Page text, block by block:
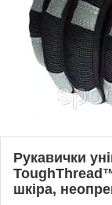
Рукавички
шкіра,